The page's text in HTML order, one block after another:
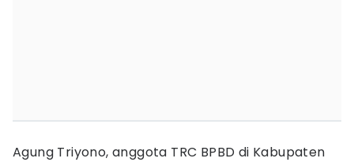
Agung Triyono, anggota TRC BPBD di Kabupaten